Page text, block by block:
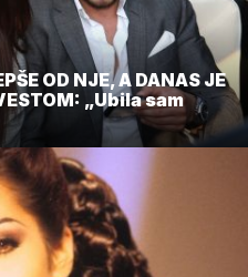
OD NJE, A DANAS JE
„Ubila sam